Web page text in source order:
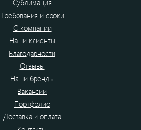
Сублимация
Требования и сроки
О компании
Наши клиенты
Благодарности
Отзывы
Наши бренды
Вакансии
Портфолио
Доставка и оплата